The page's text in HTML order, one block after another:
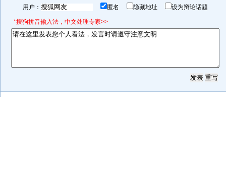
用户： 匿名 隐藏地址 设为辩论话题
*搜狗拼音输入法，中文处理专家>>